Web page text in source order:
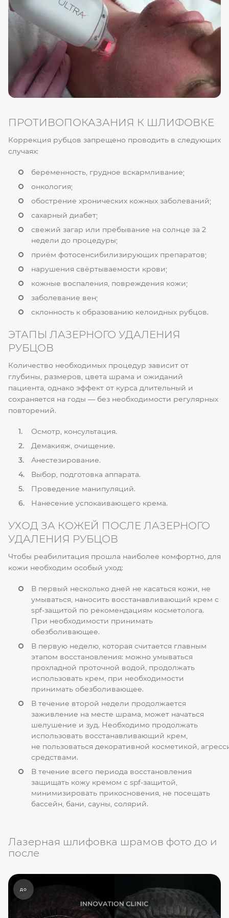
ПРОТИВОПОКАЗАНИЯ К ШЛИФОВКЕ
Коррекция рубцов запрещено проводить в следующих
случаях:
беременность, грудное вскармливание;
онкология;
обострение хронических кожных заболеваний;
сахарный диабет;
свежий загар или пребывание на солнце за 2
недели до процедуры;
приём фотосенсибилизирующих препаратов;
нарушения свёртываемости крови;
кожные воспаления, повреждения кожи;
заболевание вен;
склонность к образованию келоидных рубцов.
ЭТАПЫ ЛАЗЕРНОГО УДАЛЕНИЯ
РУБЦОВ
Количество необходимых процедур зависит от
глубины, размеров, цвета шрама и ожиданий
пациента, однако эффект от курса длительный и
сохраняется на годы — без необходимости регулярных
повторений.
Осмотр, консультация.
Демакияж, очищение.
Анестезирование.
Выбор, подготовка аппарата.
Проведение манипуляций.
Нанесение успокаивающего крема.
УХОД ЗА КОЖЕЙ ПОСЛЕ ЛАЗЕРНОГО
УДАЛЕНИЯ РУБЦОВ
Чтобы реабилитация прошла наиболее комфортно, для
кожи необходим особый уход:
В первый несколько дней не касаться кожи, не
умываться, наносить восстанавливающий крем с
spf-защитой по рекомендациям косметолога.
При необходимости принимать
обезболивающее.
В первую неделю, которая считается главным
этапом восстановления: можно умываться
прохладной проточной водой, продолжать
использовать крем, при необходимости
принимать обезболивающее.
В течение второй недели продолжается
заживление на месте шрама, может начаться
шелушение и зуд. Необходимо продолжать
использовать восстанавливающий крем,
не пользоваться декоративной косметикой,
средствами.
В течение всего периода восстановления
защищать кожу кремом с spf-защитой,
минимизировать прикосновения, не посещать
бассейн, бани, сауны, солярий.
Лазерная шлифовка шрамов фото до и
после
до